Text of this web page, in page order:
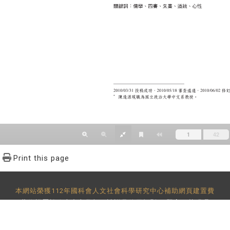
Print this page
本網站榮獲112年國科會人文社會科學研究中心補助網頁建置費